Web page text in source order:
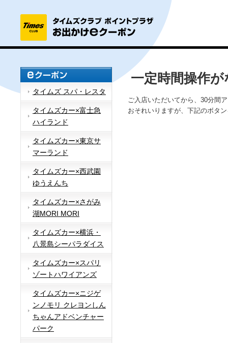
タイムズ スパ・レスタ
タイムズカー×富士急
ハイランド
タイムズカー×東京サ
マーランド
タイムズカー×西武園
ゆうえんち
タイムズカー×さがみ
湖MORI MORI
タイムズカー×横浜・
八景島シーパラダイス
タイムズカー×スパリ
ゾートハワイアンズ
タイムズカー×ニジゲ
ンノモリ クレヨンしん
ちゃんアドベンチャー
パーク
一定時間操作
ご入店いただいてから、30分間
おそれいりますが、下記のボタ